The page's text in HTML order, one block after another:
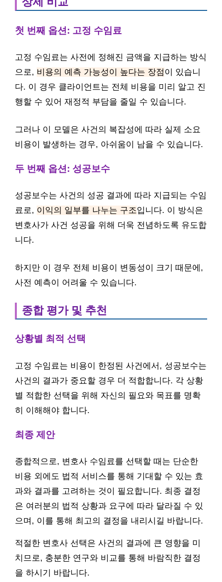
첫 번째 옵션: 고정 수임료
고정 수임료는 사전에 정해진 금액을 지급하는 방식
으로, 비용의 예측 가능성이 높다는 장점이 있습니
다. 이 경우 클라이언트는 전체 비용을 미리 알고 진
행할 수 있어 재정적 부담을 줄일 수 있습니다.
그러나 이 모델은 사건의 복잡성에 따라 실제 소요
비용이 발생하는 경우, 아쉬움이 남을 수 있습니다.
두 번째 옵션: 성공보수
성공보수는 사건의 성공 결과에 따라 지급되는 수임
료로, 이익의 일부를 나누는 구조입니다. 이 방식은
변호사가 사건 성공을 위해 더욱 전념하도록 유도합
니다.
하지만 이 경우 전체 비용이 변동성이 크기 때문에,
사전 예측이 어려울 수 있습니다.
종합 평가 및 추천
상황별 최적 선택
고정 수임료는 비용이 한정된 사건에서, 성공보수는
사건의 결과가 중요할 경우 더 적합합니다. 각 상황
별 적합한 선택을 위해 자신의 필요와 목표를 명확
히 이해해야 합니다.
최종 제안
종합적으로, 변호사 수임료를 선택할 때는 단순한
비용 외에도 법적 서비스를 통해 기대할 수 있는 효
과와 결과를 고려하는 것이 필요합니다. 최종 결정
은 여러분의 법적 상황과 요구에 따라 달라질 수 있
으며, 이를 통해 최고의 결정을 내리시길 바랍니다.
적절한 변호사 선택은 사건의 결과에 큰 영향을 미
치므로, 충분한 연구와 비교를 통해 바람직한 결정
을 하시기 바랍니다.